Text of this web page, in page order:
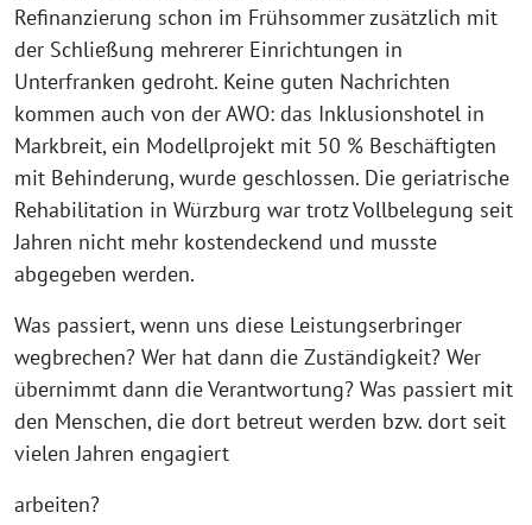
Refinanzierung schon im Frühsommer zusätzlich mit
der Schließung mehrerer Einrichtungen in
Unterfranken gedroht. Keine guten Nachrichten
kommen auch von der AWO: das Inklusionshotel in
Markbreit, ein Modellprojekt mit 50 % Beschäftigten
mit Behinderung, wurde geschlossen. Die geriatrische
Rehabilitation in Würzburg war trotz Vollbelegung seit
Jahren nicht mehr kostendeckend und musste
abgegeben werden.
Was passiert, wenn uns diese Leistungserbringer
wegbrechen? Wer hat dann die Zuständigkeit? Wer
übernimmt dann die Verantwortung? Was passiert mit
den Menschen, die dort betreut werden bzw. dort seit
vielen Jahren engagiert
arbeiten?